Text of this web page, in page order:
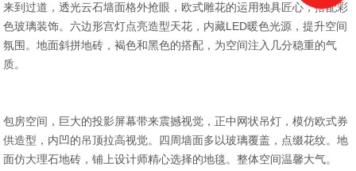
来到过道，透光云石墙面格外抢眼，欧式雕花的运用独具匠心，搭配彩
色玻璃装饰。六边形宫灯点亮造型天花，内藏LED暖色光源，提升空间
氛围。地面斜拼地砖，褐色和黑色的搭配，为空间注入几分稳重的气
质。
包房空间，巨大的投影屏幕带来震撼视觉，正中网状吊灯，模仿欧式券
供造型，内凹的吊顶拉高视觉。四周墙面多以玻璃覆盖，点缀花纹。地
面仿大理石地砖，铺上设计师精心选择的地毯。整体空间温馨大气。